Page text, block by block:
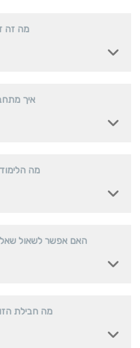
מה זה
איך
מה
האם אפשר לשאול
מה חבילת